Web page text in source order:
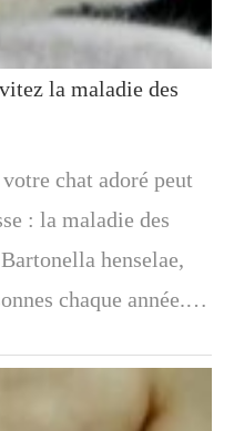
la maladie des
chat adoré peut
: la maladie des
henselae,
chaque année.…